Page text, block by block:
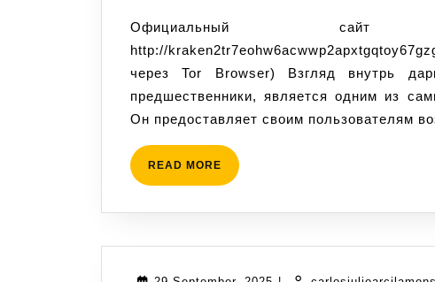
Официальный сайт KRAKEN DARKNET:
http://
через Tor Browser) Взгляд внутрь
предшественники, является одним из
Он предоставляет своим пользователям
READ MORE